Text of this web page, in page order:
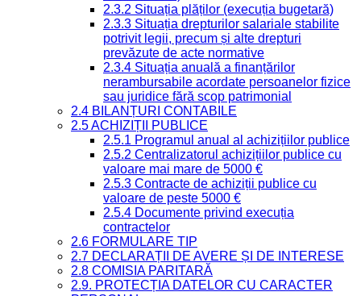
2.3.2 Situația plăților (execuția bugetară)
2.3.3 Situația drepturilor salariale stabilite
potrivit legii, precum și alte drepturi
prevăzute de acte normative
2.3.4 Situația anuală a finanțărilor
nerambursabile acordate persoanelor fizice
sau juridice fără scop patrimonial
2.4 BILANȚURI CONTABILE
2.5 ACHIZIȚII PUBLICE
2.5.1 Programul anual al achizițiilor publice
2.5.2 Centralizatorul achizițiilor publice cu
valoare mai mare de 5000 €
2.5.3 Contracte de achiziții publice cu
valoare de peste 5000 €
2.5.4 Documente privind execuția
contractelor
2.6 FORMULARE TIP
2.7 DECLARAȚII DE AVERE ȘI DE INTERESE
2.8 COMISIA PARITARĂ
2.9. PROTECȚIA DATELOR CU CARACTER